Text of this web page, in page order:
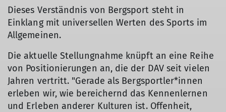
Dieses Verständnis von Bergsport steht in
Einklang mit universellen Werten des Sports im
Allgemeinen.
Die aktuelle Stellungnahme knüpft an eine Reihe
von Positionierungen an, die der DAV seit vielen
Jahren vertritt. "Gerade als Bergsportler*innen
erleben wir, wie bereichernd das Kennenlernen
und Erleben anderer Kulturen ist. Offenheit,